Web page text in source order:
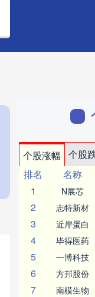
个股涨幅 个股
排名
名称
1
N展芯
2 志特新材
3 近岸蛋白
4 毕得医药
5 一博科技
6 方邦股份
7 南模生物